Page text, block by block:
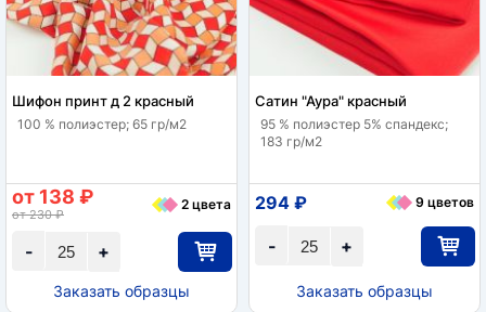
Шифон принт д 2 красный
100 % полиэстер; 65 гр/м2
+
-
от 138 ₽
от 230 ₽
2 цвета
Заказать образцы
Сатин "Аура" красный
95 % полиэстер 5% спандекс;
183 гр/м2
+
-
294 ₽ 9 цветов
Заказать образцы